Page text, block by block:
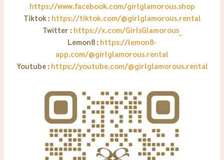
https://www.facebook.com/girlglamorous.shop
Tiktok : https://tiktok.com/@girlglamorous.rental
Twitter : https://x.com/GirlsGlamorous_
Lemon8 : https://lemon8-
app.com/@girlglamorous.rental
Youtube : https://youtube.com/@girlglamorous.rental